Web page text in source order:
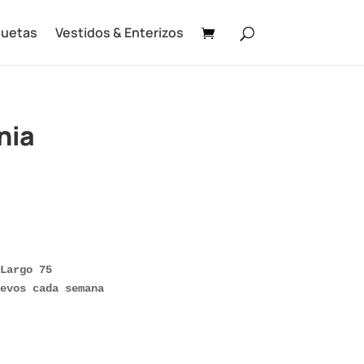
Vestidos & Enterizos
75
cada semana